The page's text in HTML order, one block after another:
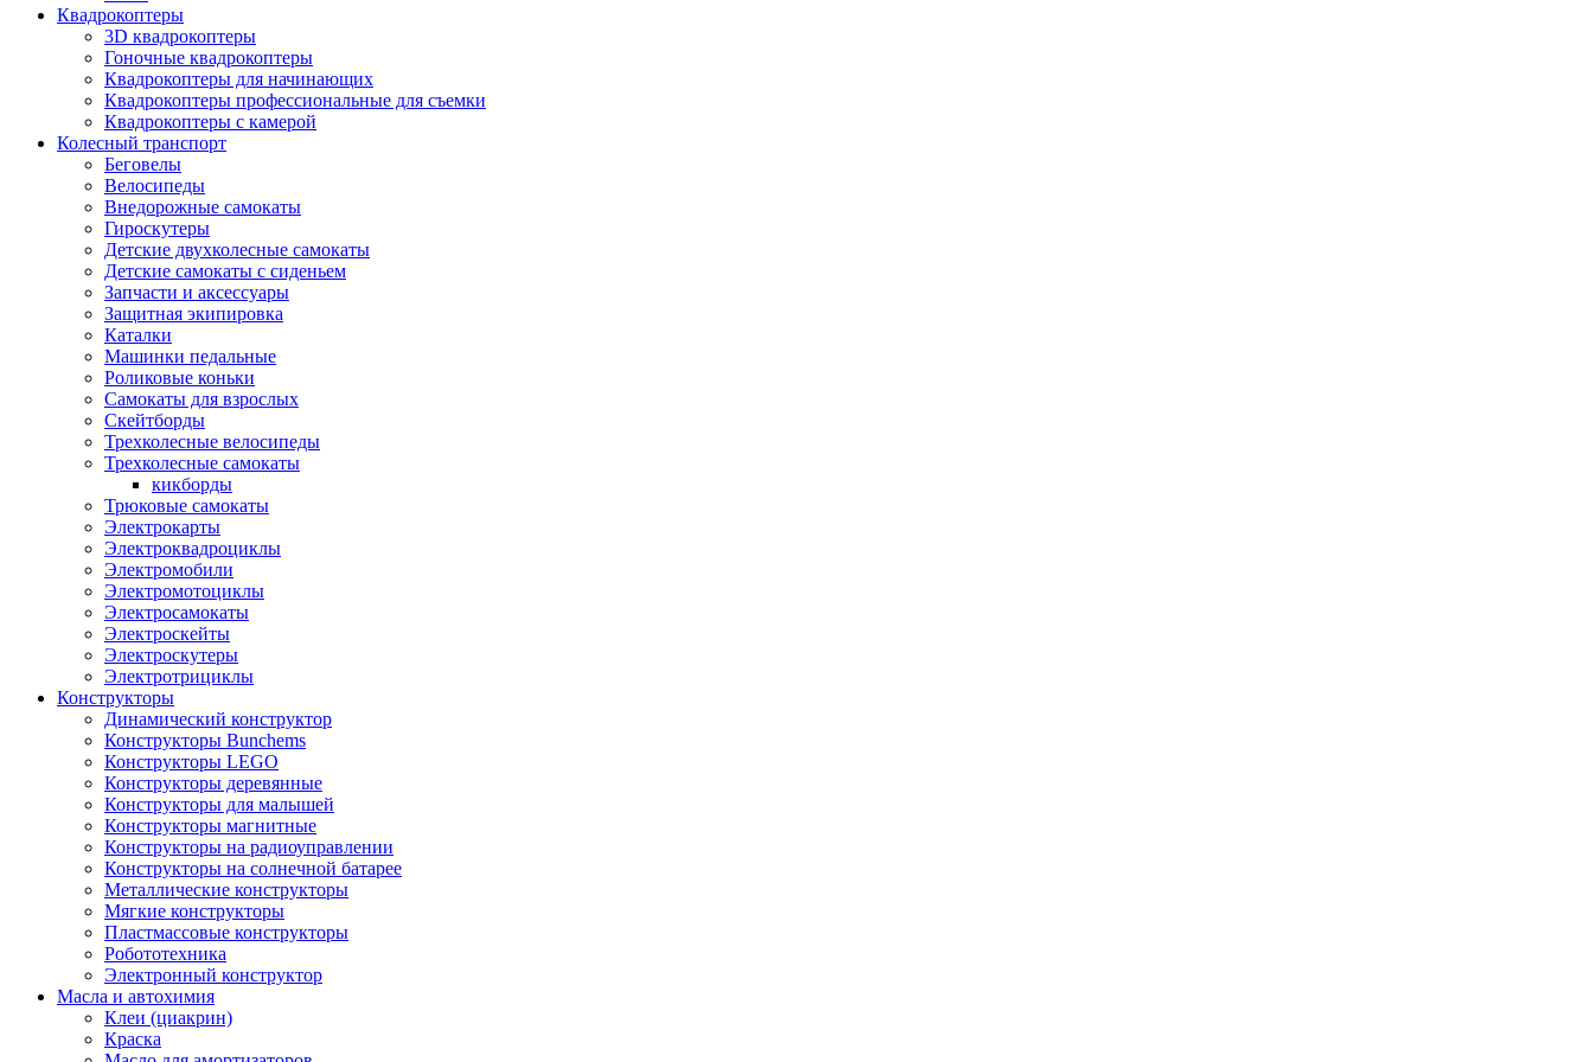
Квадрокоптеры
3D квадрокоптеры
Гоночные квадрокоптеры
Квадрокоптеры для начинающих
Квадрокоптеры профессиональные для съемки
Квадрокоптеры с камерой
Колесный транспорт
Беговелы
Велосипеды
Внедорожные самокаты
Гироскутеры
Детские двухколесные самокаты
Детские самокаты с сиденьем
Запчасти и аксессуары
Защитная экипировка
Каталки
Машинки педальные
Роликовые коньки
Самокаты для взрослых
Скейтборды
Трехколесные велосипеды
Трехколесные самокаты
кикборды
Трюковые самокаты
Электрокарты
Электроквадроциклы
Электромобили
Электромотоциклы
Электросамокаты
Электроскейты
Электроскутеры
Электротрициклы
Конструкторы
Динамический конструктор
Конструкторы Bunchems
Конструкторы LEGO
Конструкторы деревянные
Конструкторы для малышей
Конструкторы магнитные
Конструкторы на радиоуправлении
Конструкторы на солнечной батарее
Металлические конструкторы
Мягкие конструкторы
Пластмассовые конструкторы
Робототехника
Электронный конструктор
Масла и автохимия
Клеи (циакрин)
Краска